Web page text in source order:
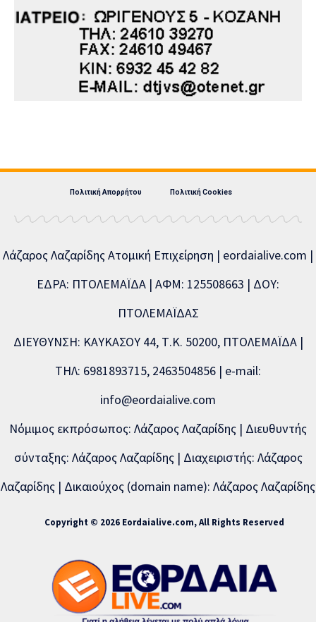
Πολιτική Απορρήτου Πολιτική Cookies
Λάζαρος Λαζαρίδης Ατομική Επιχείρηση | eordaialive.com |
ΕΔΡΑ: ΠΤΟΛΕΜΑΪΔΑ | ΑΦΜ: 125508663 | ΔΟΥ:
ΠΤΟΛΕΜΑΪΔΑΣ
ΔΙΕΥΘΥΝΣΗ: ΚΑΥΚΑΣΟΥ 44, Τ.Κ. 50200, ΠΤΟΛΕΜΑΪΔΑ |
ΤΗΛ: 6981893715, 2463504856 | e-mail:
info@eordaialive.com
Νόμιμος εκπρόσωπος: Λάζαρος Λαζαρίδης | Διευθυντής
σύνταξης: Λάζαρος Λαζαρίδης | Διαχειριστής: Λάζαρος
Λαζαρίδης | Δικαιούχος (domain name): Λάζαρος Λαζαρίδης
Copyright © 2026 Eordaialive.com, All Rights Reserved